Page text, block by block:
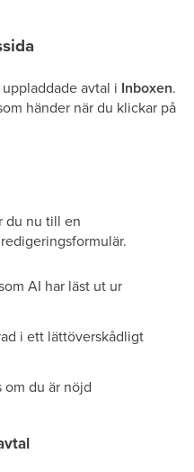
avtal i Inboxen.
händer när du klickar på
du nu till en
AI har läst ut ur
i ett lättöverskådligt
du är nöjd